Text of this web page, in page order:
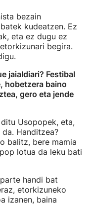
bezain
kudeatzen. Ez
eta ez dugu ez
begira.
jaialdiari? Festibal
hobetzera baino
gero eta jende
Usopopek, eta,
Handitzea?
balitz, bere mamia
lotua da leku bati
handi bat
etorkizuneko
izanen, baina